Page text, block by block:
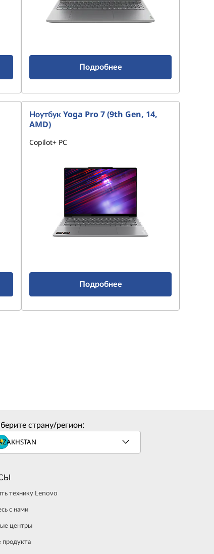
Подробнее
Ноутбук Yoga Pro 7 (9th Gen, 14,
AMD)
Copilot+ PC
Подробнее
страну/регион:
технику Lenovo
с нами
центры
продукта